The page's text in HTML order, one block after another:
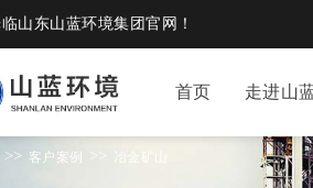
山东山蓝环境集团官网！
首页 走进山
>> 客户案例 >> 冶金矿山